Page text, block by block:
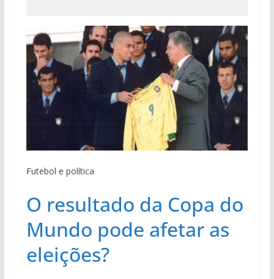
Futebol e política
O resultado da Copa do
Mundo pode afetar as
eleições?